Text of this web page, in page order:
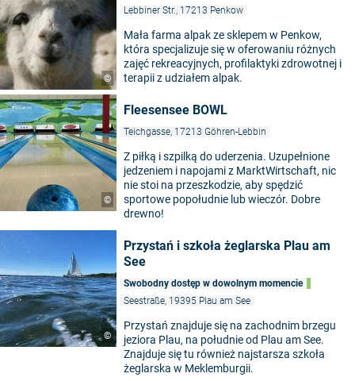
©
Lebbiner Str., 17213 Penkow
Mała farma alpak ze sklepem w Penkow,
która specjalizuje się w oferowaniu różnych
zajęć rekreacyjnych, profilaktyki zdrowotnej i
terapii z udziałem alpak.
©
Fleesensee BOWL
Teichgasse, 17213 Göhren-Lebbin
Z piłką i szpilką do uderzenia. Uzupełnione
jedzeniem i napojami z MarktWirtschaft, nic
nie stoi na przeszkodzie, aby spędzić
sportowe popołudnie lub wieczór. Dobre
drewno!
©
Przystań i szkoła żeglarska Plau am
See
Swobodny dostęp w dowolnym momencie
Seestraße, 19395 Plau am See
Przystań znajduje się na zachodnim brzegu
jeziora Plau, na południe od Plau am See.
Znajduje się tu również najstarsza szkoła
żeglarska w Meklemburgii.